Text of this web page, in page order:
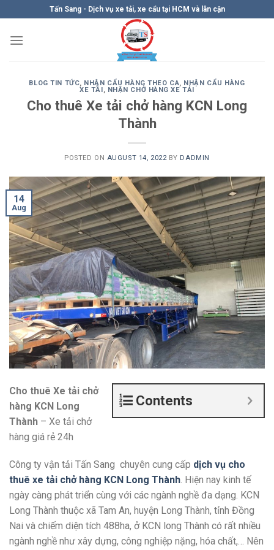
content
Tấn Sang - Dịch vụ xe tải, xe cẩu tại HCM và lân cận
BLOG TIN TỨC, NHẬN CẨU HÀNG THEO CA, NHẬN CẨU HÀNG
XE TẢI, NHẬN CHỞ HÀNG XE TẢI
Cho thuê Xe tải chở hàng KCN Long
Thành
POSTED ON AUGUST 14, 2022 BY DADMIN
14
Aug
Contents
Cho thuê Xe tải chở
hàng KCN Long
Thành – Xe tải chở
hàng giá rẻ 24h
Công ty vận tải Tấn Sang chuyên cung cấp dịch vụ cho
thuê xe tải chở hàng KCN Long Thành. Hiện nay kinh tế
ngày càng phát triển cùng với các ngành nghề đa dạng. KCN
Long Thành thuộc xã Tam An, huyện Long Thành, tỉnh Đồng
Nai và chiếm diện tích 488ha, ở KCN long Thành có rất nhiều
ngành nghề như xây dựng, công nghiệp nặng, hóa chất,… Nên